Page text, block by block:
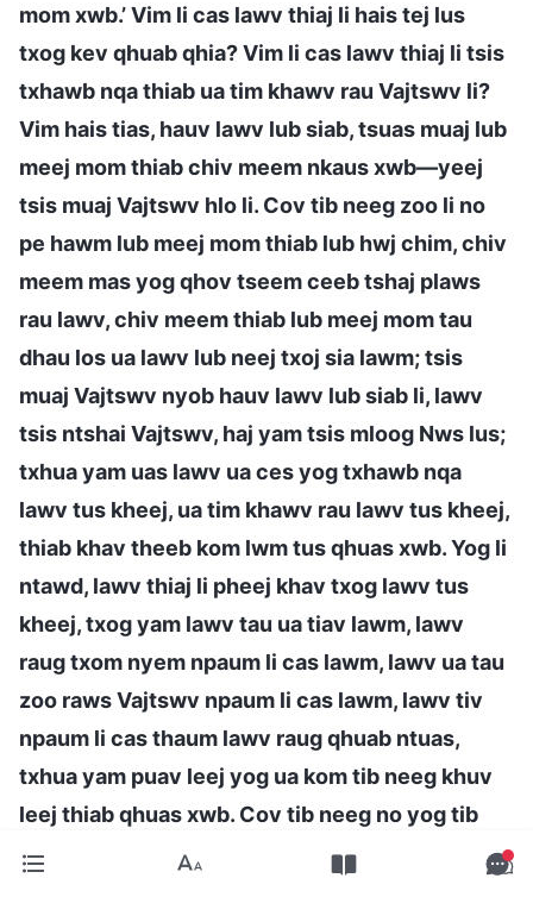
mom xwb.’ Vim li cas lawv thiaj li hais tej lus
txog kev qhuab qhia? Vim li cas lawv thiaj li tsis
txhawb nqa thiab ua tim khawv rau Vajtswv li?
Vim hais tias, hauv lawv lub siab, tsuas muaj lub
meej mom thiab chiv meem nkaus xwb—yeej
tsis muaj Vajtswv hlo li. Cov tib neeg zoo li no
pe hawm lub meej mom thiab lub hwj chim, chiv
meem mas yog qhov tseem ceeb tshaj plaws
rau lawv, chiv meem thiab lub meej mom tau
dhau los ua lawv lub neej txoj sia lawm; tsis
muaj Vajtswv nyob hauv lawv lub siab li, lawv
tsis ntshai Vajtswv, haj yam tsis mloog Nws lus;
txhua yam uas lawv ua ces yog txhawb nqa
lawv tus kheej, ua tim khawv rau lawv tus kheej,
thiab khav theeb kom lwm tus qhuas xwb. Yog li
ntawd, lawv thiaj li pheej khav txog lawv tus
kheej, txog yam lawv tau ua tiav lawm, lawv
raug txom nyem npaum li cas lawm, lawv ua tau
zoo raws Vajtswv npaum li cas lawm, lawv tiv
npaum li cas thaum lawv raug qhuab ntuas,
txhua yam puav leej yog ua kom tib neeg khuv
leej thiab qhuas xwb. Cov tib neeg no yog tib
hom neeg li cov tawm tsam Khetos, lawv taug